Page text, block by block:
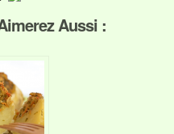
Aussi :